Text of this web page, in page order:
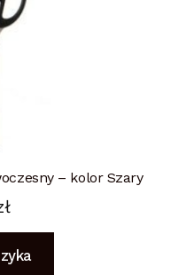
– kolor Szary